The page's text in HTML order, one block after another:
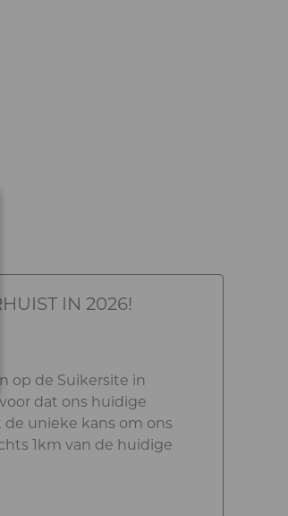
IN 2026!
op de Suikersite in
dat ons huidige
unieke kans om ons
1km van de huidige